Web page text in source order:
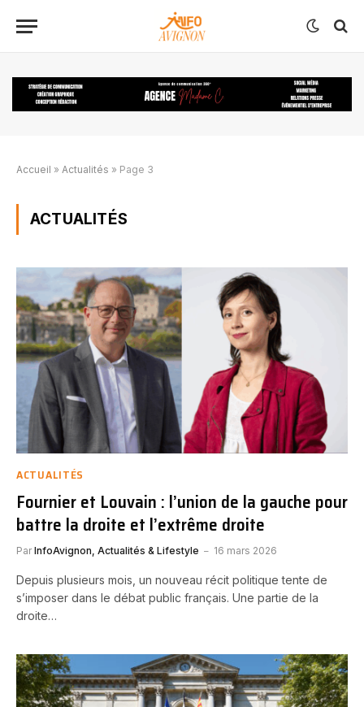
Accueil » Actualités » Page 3
ACTUALITÉS
ACTUALITÉS
Fournier et Louvain : l’union de la gauche pour
battre la droite et l’extrême droite
Par InfoAvignon, Actualités & Lifestyle 16 mars 2026
Depuis plusieurs mois, un nouveau récit politique tente de
s’imposer dans le débat public français. Une partie de la
droite…